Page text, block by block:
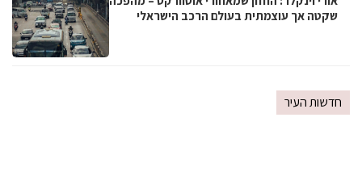
שקטה אך עוצמתית בעולם הרכב הישראלי
חדשות העיר